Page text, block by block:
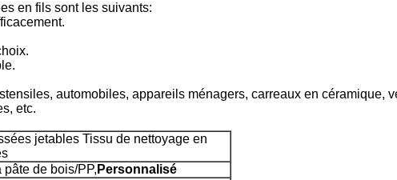
en fils sont les suivants:
automobiles, appareils ménagers, carreaux en céramique,
etc.
jetables Tissu de nettoyage en
pâte de bois/PP, Personnalisé